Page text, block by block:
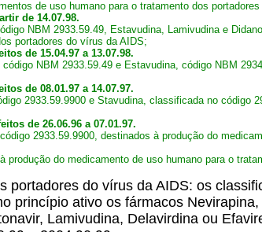
de uso humano para o tratamento dos
de 14.07.98.
NBM 2933.59.49, Estavudina, Lamivudina e
portadores do vírus da AIDS;
de 15.04.97 a 13.07.98.
NBM 2933.59.49 e Estavudina, código NBM
de 08.01.97 a 14.07.97.
2933.59.9900 e Stavudina, classificada no código
de 26.06.96 a 07.01.97.
2933.59.9900, destinados à produção do
do medicamento de uso humano para o
do vírus da AIDS: os
princípio ativo os fármacos
Lamivudina, Delavirdina ou